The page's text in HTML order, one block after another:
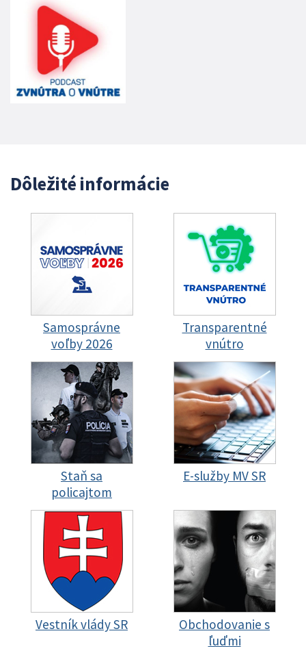
Dôležité informácie
Samosprávne
voľby 2026
Transparentné
vnútro
Staň sa
policajtom
E-služby MV SR
Vestník vlády SR
Obchodovanie s
ľuďmi